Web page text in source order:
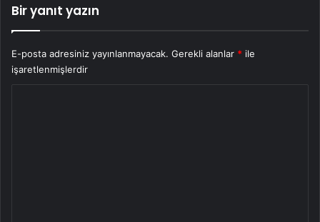
Bir yanıt yazın
E-posta adresiniz yayınlanmayacak. Gerekli alanlar * ile
işaretlenmişlerdir